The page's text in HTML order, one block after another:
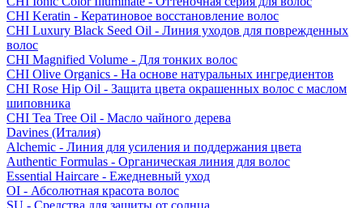
CHI Keratin - Кератиновое восстановление волос
CHI Luxury Black Seed Oil - Линия уходов для поврежденных
волос
CHI Magnified Volume - Для тонких волос
CHI Olive Organics - На основе натуральных ингредиентов
CHI Rose Hip Oil - Защита цвета окрашенных волос с маслом
шиповника
CHI Tea Tree Oil - Масло чайного дерева
Davines (Италия)
Alchemic - Линия для усиления и поддержания цвета
Authentic Formulas - Органическая линия для волос
Essential Haircare - Eжедневный уход
OI - Абсолютная красота волос
SU - Средства для защиты от солнца